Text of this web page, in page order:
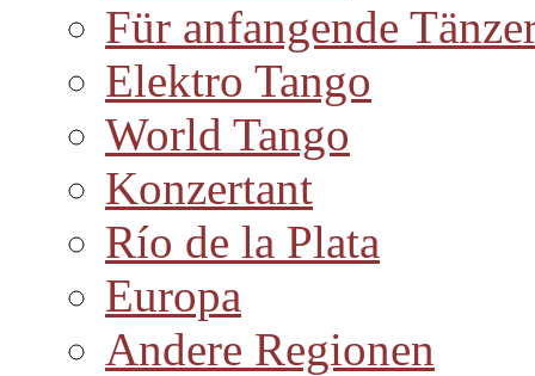
Für anfangende
Elektro Tango
World Tango
Konzertant
Río de la Plata
Europa
Andere Regionen